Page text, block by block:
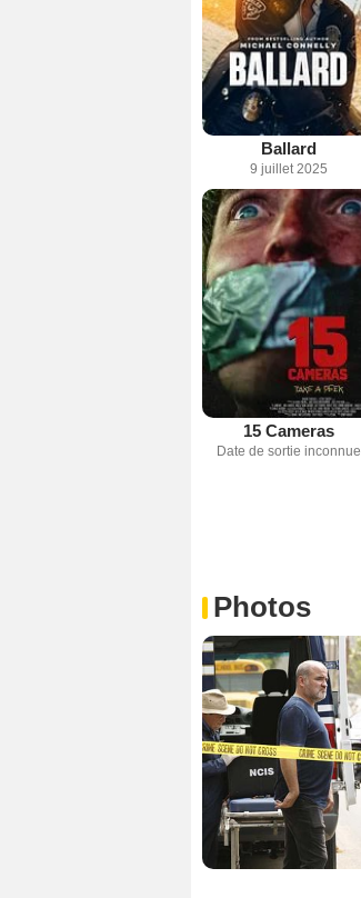
Ballard
9 juillet 2025
15 Cameras
Date de sortie inconnue
Photos